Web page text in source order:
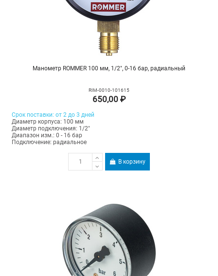
Манометр ROMMER 100 мм, 1/2", 0-16 бар, радиальный
RIM-0010-101615
650,00 ₽
Срок поставки: от 2 до 3 дней
Диаметр корпуса: 100 мм
Диаметр подключения: 1/2"
Диапазон изм.: 0 - 16 бар
Подключение: радиальное
В корзину